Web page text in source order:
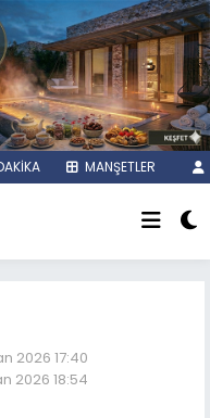
MANŞETLER
2026 17:40
2026 18:54